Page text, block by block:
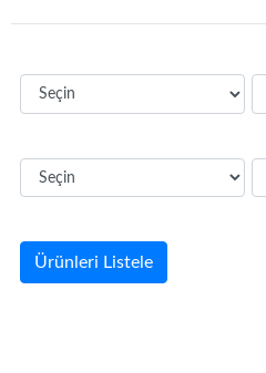
Ürünleri Listele